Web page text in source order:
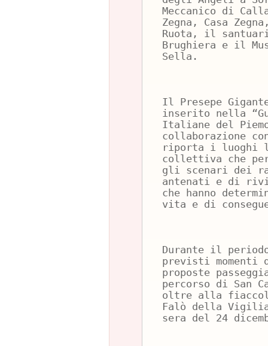
Meccanico di
Zegna, Casa
Ruota, il
Brughiera e il
Sella.
Il Presepe
inserito nella
Italiane del
collaborazione
riporta i luoghi
collettiva che
gli scenari dei
antenati e di
che hanno
vita e di
Durante il
previsti momenti
proposte
percorso di San
oltre alla
Falò della
sera del 24